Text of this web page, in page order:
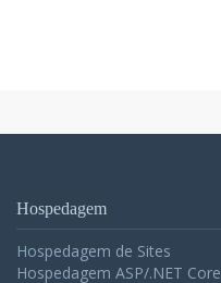
Hospedagem
Hospedagem de Sites
Hospedagem ASP/.NET Core